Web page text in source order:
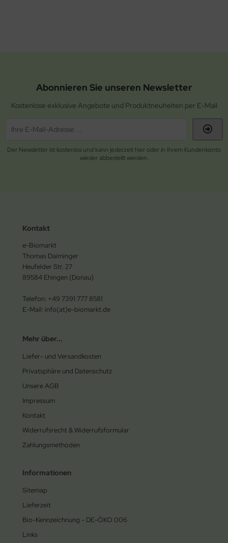
Abonnieren Sie unseren Newsletter
Kostenlose exklusive Angebote und Produktneuheiten per E-Mail
Der Newsletter ist kostenlos und kann jederzeit hier oder in Ihrem Kundenkonto
wieder abbestellt werden.
Kontakt
e-Biomarkt
Thomas Daiminger
Heufelder Str. 27
89584 Ehingen (Donau)
Telefon: +49 7391 777 8581
E-Mail: info(at)e-biomarkt.de
Mehr über...
Liefer- und Versandkosten
Privatsphäre und Datenschutz
Unsere AGB
Impressum
Kontakt
Widerrufsrecht & Widerrufsformular
Zahlungsmethoden
Informationen
Sitemap
Lieferzeit
Bio-Kennzeichnung - DE-ÖKO 006
Links